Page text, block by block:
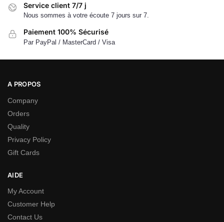
Service client 7/7 j
Nous sommes à votre écoute 7 jours sur 7.
Paiement 100% Sécurisé
Par PayPal / MasterCard / Visa
A PROPOS
Company
Orders
Quality
Privacy Policy
Gift Cards
AIDE
My Account
Customer Help
Contact Us